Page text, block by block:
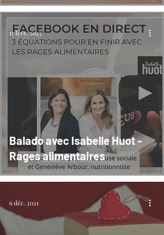
Balado avec Isabelle Huot -
Rages alimentaires
17 févr. 2023
6 déc. 2021